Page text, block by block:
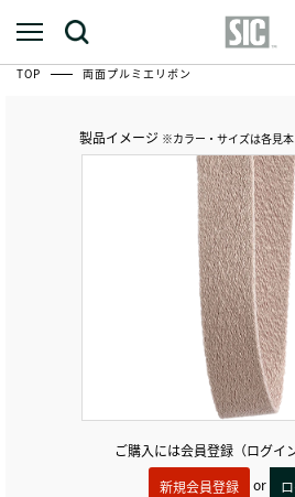
TOP 両面プルミエリボン
製品イメージ ※カラー・サイズは各見本
ご購入には会員登録（ログイ
新規会員登録
or